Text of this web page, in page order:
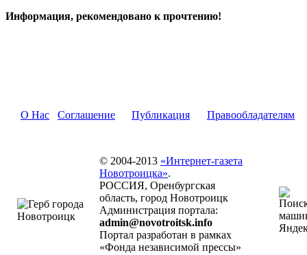
Информация, рекомендовано к прочтению!
О Нас Соглашение Публикация Правообладателям
© 2004-2013 «Интернет-газета
Новотроицка».
РОССИЯ, Оренбургская
область, город Новотроицк
Администрация портала:
admin@novotroitsk.info
Портал разработан в рамках
«Фонда независимой прессы»